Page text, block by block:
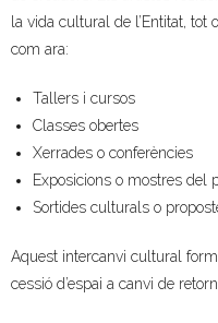
- Escola de Literatura de
la vida cultural de l’Entitat, tot
com ara:
Tallers i cursos
Classes obertes
Xerrades o conferències
Exposicions o mostres del
Sortides culturals o
Aquest intercanvi cultural
cessió d’espai a canvi de